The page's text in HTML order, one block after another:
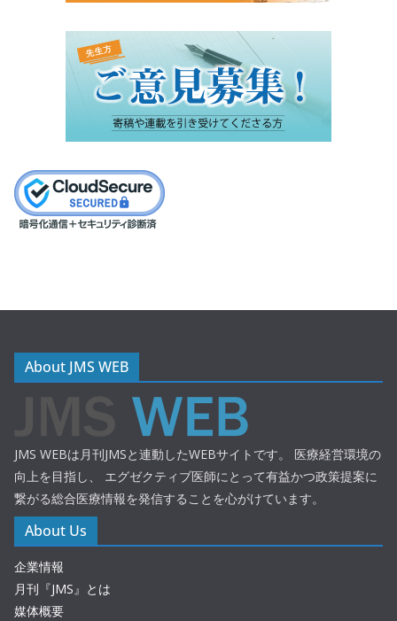
About JMS WEB
JMS WEBは月刊JMSと連動したWEBサイトです。 医療経営環境の
向上を目指し、 エグゼクティブ医師にとって有益かつ政策提案に
繋がる総合医療情報を発信することを心がけています。
About Us
企業情報
月刊『JMS』とは
媒体概要